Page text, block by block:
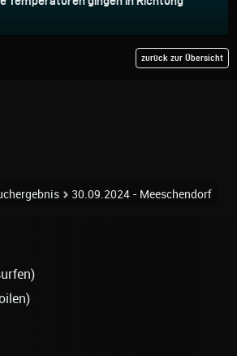
zurück zur Übersicht
30.09.2024 - Meeschendorf